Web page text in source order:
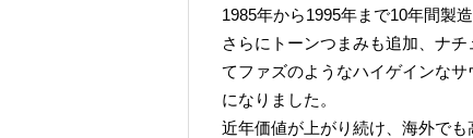
1985年から1995年まで10年間製
さらにトーンつまみも追加、ナ
てファズのようなハイゲインな
になりました。
近年価値が上がり続け、海外で